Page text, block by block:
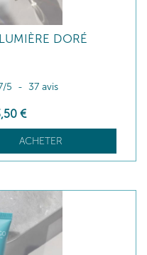
DORÉ
/5 - 37 avis
,50 €
ACHETER